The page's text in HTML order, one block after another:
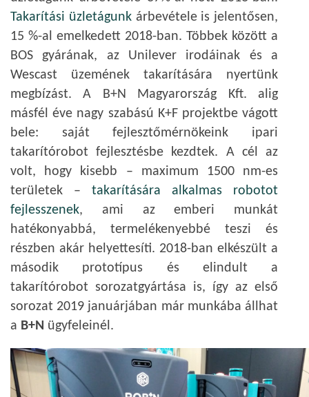
Takarítási üzletágunkárbevétele is jelentősen,
15 %-al emelkedett 2018-ban. Többek között a
BOS gyárának, az Unilever irodáinak és a
Wescast üzemének takarítására nyertünk
megbízást. A B+N Magyarország Kft. alig
másfél éve nagy szabású K+F projektbe vágott
bele: saját fejlesztőmérnökeink ipari
takarítórobot fejlesztésbe kezdtek. A cél az
volt, hogy kisebb – maximum 1500 nm-es
területek – takarítására alkalmas robotot
fejlesszenek, ami az emberi munkát
hatékonyabbá, termelékenyebbé teszi és
részben akár helyettesíti. 2018-ban elkészült a
második prototípus és elindult a
takarítórobot sorozatgyártása is, így az első
sorozat 2019 januárjában már munkába állhat
a B+N ügyfeleinél.